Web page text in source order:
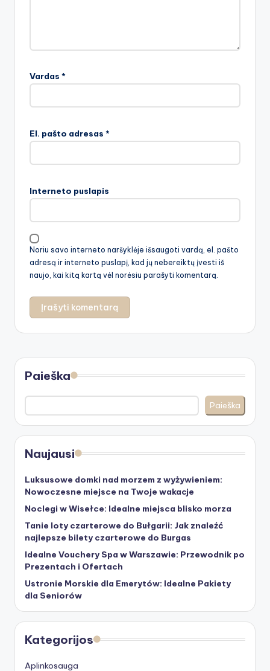
Vardas *
El. pašto adresas *
Interneto puslapis
Noriu savo interneto naršyklėje išsaugoti vardą, el. pašto
adresą ir interneto puslapį, kad jų nebereiktų įvesti iš
naujo, kai kitą kartą vėl norėsiu parašyti komentarą.
Paieška
Paieška
Naujausi
Luksusowe domki nad morzem z wyżywieniem:
Nowoczesne miejsce na Twoje wakacje
Noclegi w Wisełce: Idealne miejsca blisko morza
Tanie loty czarterowe do Bułgarii: Jak znaleźć
najlepsze bilety czarterowe do Burgas
Idealne Vouchery Spa w Warszawie: Przewodnik po
Prezentach i Ofertach
Ustronie Morskie dla Emerytów: Idealne Pakiety
dla Seniorów
Kategorijos
Aplinkosauga